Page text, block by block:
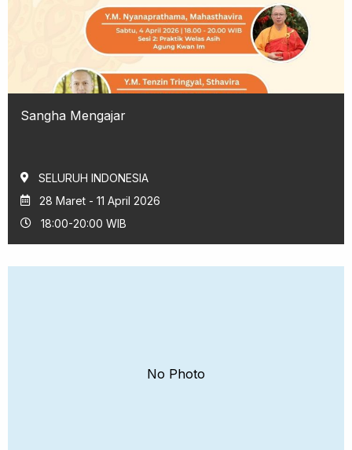
Sangha Mengajar
SELURUH INDONESIA
28 Maret - 11 April 2026
18:00-20:00 WIB
No Photo